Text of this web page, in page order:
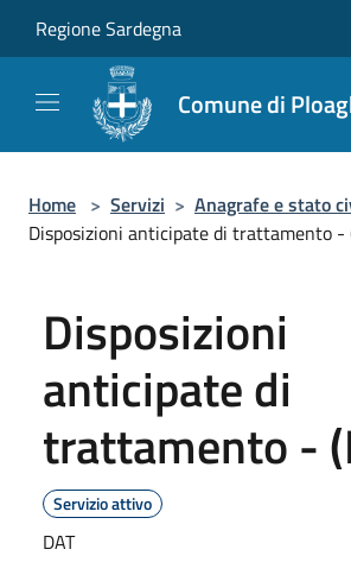
Regione Sardegna
Comune di
Home > Servizi > Anagrafe e stato
Disposizioni anticipate di trattamento -
Disposizioni
anticipate di
trattamento -
Servizio attivo
DAT